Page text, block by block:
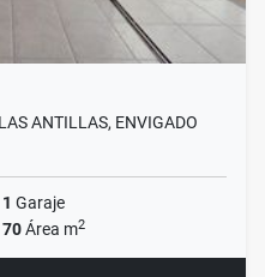
ANTILLAS, ENVIGADO
1 Garaje
70Área m2